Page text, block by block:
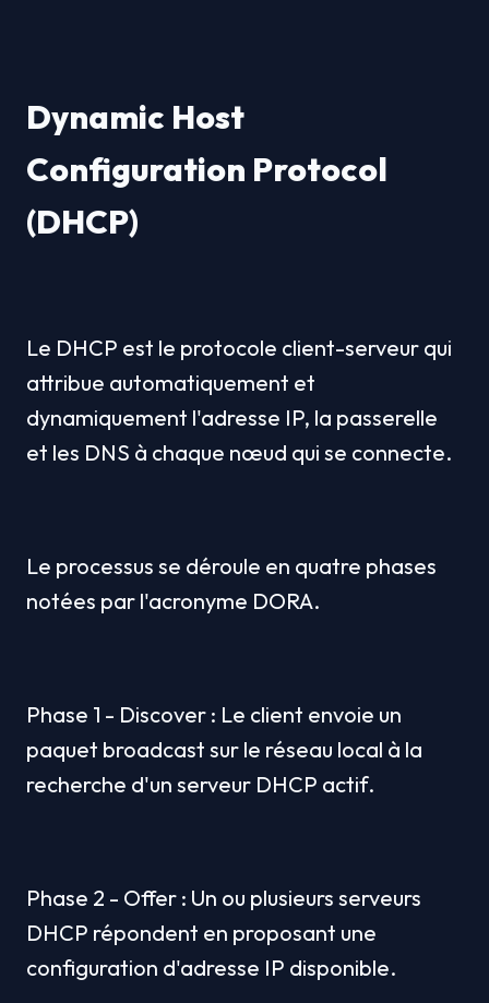
Dynamic Host
Configuration Protocol
(DHCP)
Le DHCP est le protocole client-serveur qui
attribue automatiquement et
dynamiquement l'adresse IP, la passerelle
et les DNS à chaque nœud qui se connecte.
Le processus se déroule en quatre phases
notées par l'acronyme DORA.
Phase 1 - Discover : Le client envoie un
paquet broadcast sur le réseau local à la
recherche d'un serveur DHCP actif.
Phase 2 - Offer : Un ou plusieurs serveurs
DHCP répondent en proposant une
configuration d'adresse IP disponible.